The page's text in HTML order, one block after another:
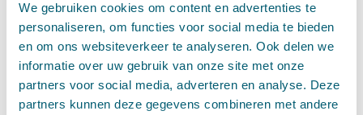
We gebruiken cookies om content en advertenties te
personaliseren, om functies voor social media te bieden
en om ons websiteverkeer te analyseren. Ook delen we
informatie over uw gebruik van onze site met onze
partners voor social media, adverteren en analyse. Deze
partners kunnen deze gegevens combineren met andere
toe te passen?
Stelt deAVGgrenzen aan de toepassing van
toezichtsbevoegdheden?
Het arrest vraagt om een analyse en een nadere
gedachtenwisseling met alle toezichthouders over de